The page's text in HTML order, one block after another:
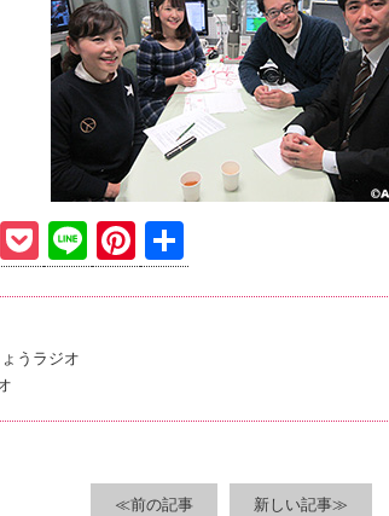
H
P
o
et
Li
n
Pi
nt 有
うラジオ
≪前の記事 新しい記事≫